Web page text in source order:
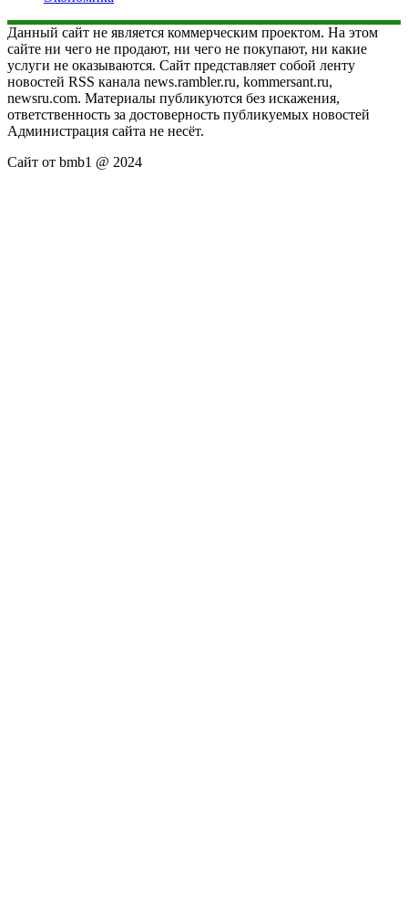
Данный сайт не является коммерческим проектом. На этом
сайте ни чего не продают, ни чего не покупают, ни какие
услуги не оказываются. Сайт представляет собой ленту
новостей RSS канала news.rambler.ru, kommersant.ru,
newsru.com. Материалы публикуются без искажения,
ответственность за достоверность публикуемых новостей
Администрация сайта не несёт.
Сайт от bmb1 @ 2024